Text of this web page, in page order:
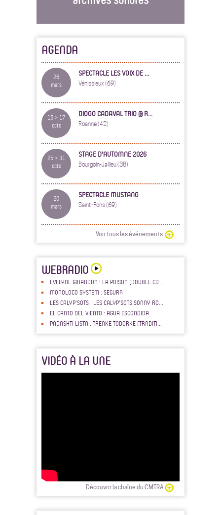
AGENDA
26
mars
SPECTACLE LES VOIX DE ...
Vénissieux (69)
15 > 17
octo
DIOGO CADAVAL TRIO @ R...
Roanne (42)
25 > 31
octo
STAGE D'AUTOMNE 2026
Bourgoin-Jallieu (38)
20
mars
SPECTACLE MUSTANG
Saint-Fons (69)
Voir tous les événements
WEBRADIO
EVELYNE GIRARDON : LA POISON (DOUBLE CD ...
MONOLOCO SYSTEM : SEGURA
LES CALYP'SOTS : LES CALYP'SOTS SONNY RO...
EL CANTO DEL VIENTO : AGUA ESCONDIDA
PADASHTI LISTA : TRENKE TODORKE (TRADITI...
VIDÉO À LA UNE
Découvrir la chaîne du CMTRA